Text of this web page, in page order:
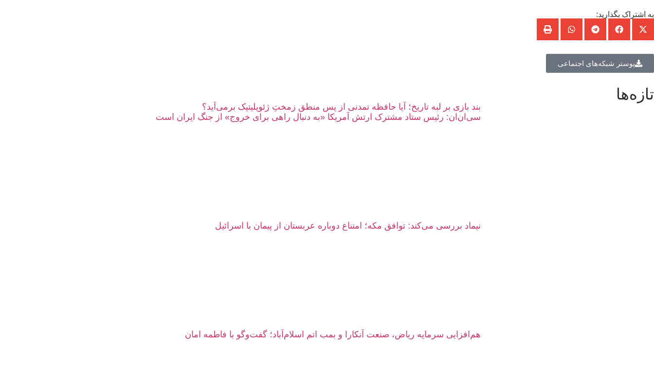
به اشتراک بگذارید:
پوستر شبکه‌های اجتماعی
تازه‌ها
بند بازی بر لبه تاریخ؛ آیا حافظه تمدنی از پسِ منطقِ زمختِ ژئوپلیتیک برمی‌آید؟
سی‌ان‌ان: رئیس ستاد مشترک ارتش آمریکا «به دنبال راهی برای خروج» از جنگ ایران است
نیماد بررسی می‌کند: توافق مکه؛ امتناع دوباره عربستان از پیمان با اسرائیل
هم‌افزایی سرمایه ریاض، صنعت آنکارا و بمب اتم اسلام‌آباد؛ گفت‌وگو با فاطمه امان